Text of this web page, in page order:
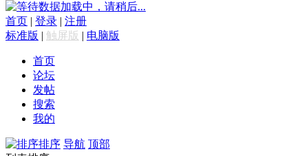
数据加载中，请稍后...
首页 | 登录 | 注册
标准版 | 触屏版 | 电脑版
首页
论坛
发帖
搜索
我的
排序 导航 顶部